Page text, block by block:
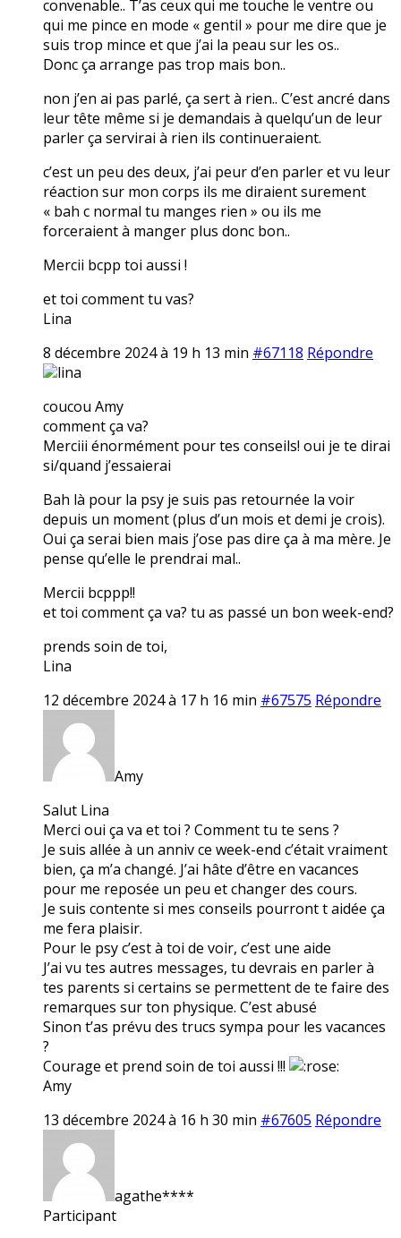
convenable.. T’as ceux qui me touche le ventre ou
qui me pince en mode « gentil » pour me dire que je
suis trop mince et que j’ai la peau sur les os..
Donc ça arrange pas trop mais bon..
non j’en ai pas parlé, ça sert à rien.. C’est ancré dans
leur tête même si je demandais à quelqu’un de leur
parler ça servirai à rien ils continueraient.
c’est un peu des deux, j’ai peur d’en parler et vu leur
réaction sur mon corps ils me diraient surement
« bah c normal tu manges rien » ou ils me
forceraient à manger plus donc bon..
Mercii bcpp toi aussi !
et toi comment tu vas?
Lina
8 décembre 2024 à 19 h 13 min #67118 Répondre
lina
coucou Amy
comment ça va?
Merciii énormément pour tes conseils! oui je te dirai
si/quand j’essaierai
Bah là pour la psy je suis pas retournée la voir
depuis un moment (plus d’un mois et demi je crois).
Oui ça serai bien mais j’ose pas dire ça à ma mère. Je
pense qu’elle le prendrai mal..
Mercii bcppp!!
et toi comment ça va? tu as passé un bon week-end?
prends soin de toi,
Lina
12 décembre 2024 à 17 h 16 min #67575 Répondre
Amy
Salut Lina
Merci oui ça va et toi ? Comment tu te sens ?
Je suis allée à un anniv ce week-end c’était vraiment
bien, ça m’a changé. J’ai hâte d’être en vacances
pour me reposée un peu et changer des cours.
Je suis contente si mes conseils pourront t aidée ça
me fera plaisir.
Pour le psy c’est à toi de voir, c’est une aide
J’ai vu tes autres messages, tu devrais en parler à
tes parents si certains se permettent de te faire des
remarques sur ton physique. C’est abusé
Sinon t’as prévu des trucs sympa pour les vacances
?
Courage et prend soin de toi aussi !!!
Amy
13 décembre 2024 à 16 h 30 min #67605 Répondre
agathe****
Participant